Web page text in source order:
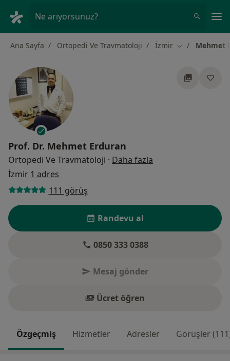
Ne arıyorsunuz?
Ana Sayfa Ortopedi Ve Travmatoloji İzmir Şehir değiştir
Mehmet
Prof. Dr. Mehmet Erduran
Ortopedi Ve Travmatoloji · Daha fazla
İzmir 1 adres
111 görüş
Randevu al
0850 333 0388
Mesaj gönder
Ücret öğren
Özgeçmiş Hizmetler Adresler Görüşler